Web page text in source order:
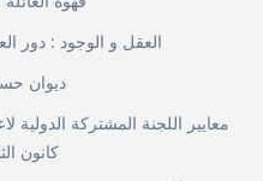
العقل و الوجود : دور
ديوان
معايير اللجنة المشتركة الدولية
كانون